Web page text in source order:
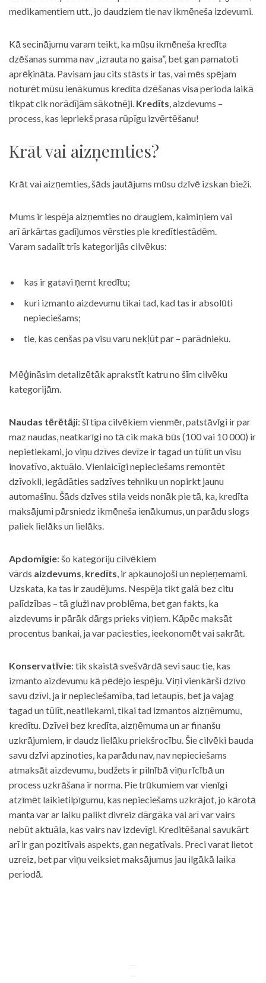
medikamentiem utt., jo daudziem tie nav ikmēneša izdevumi.
Kā secinājumu varam teikt, ka mūsu ikmēneša kredīta
dzēšanas summa nav „izrauta no gaisa”, bet gan pamatoti
aprēķināta. Pavisam jau cits stāsts ir tas, vai mēs spējam
noturēt mūsu ienākumus kredīta dzēšanas visa perioda laikā
tikpat cik norādījām sākotnēji. Kredīts, aizdevums –
process, kas iepriekš prasa rūpīgu izvērtēšanu!
Krāt vai aizņemties?
Krāt vai aizņemties, šāds jautājums mūsu dzīvē izskan bieži.
Mums ir iespēja aizņemties no draugiem, kaimiņiem vai
arī ārkārtas gadījumos vērsties pie kredītiestādēm.
Varam sadalīt trīs kategorijās cilvēkus:
kas ir gatavi ņemt kredītu;
kuri izmanto aizdevumu tikai tad, kad tas ir absolūti
nepieciešams;
tie, kas cenšas pa visu varu nekļūt par – parādnieku.
Mēģināsim detalizētāk aprakstīt katru no šīm cilvēku
kategorijām.
Naudas tērētāji: šī tipa cilvēkiem vienmēr, patstāvīgi ir par
maz naudas, neatkarīgi no tā cik makā būs (100 vai 10 000) ir
nepietiekami, jo viņu dzīves devīze ir tagad un tūlīt un visu
inovatīvo, aktuālo. Vienlaicīgi nepieciešams remontēt
dzīvokli, iegādāties sadzīves tehniku un nopirkt jaunu
automašīnu. Šāds dzīves stila veids nonāk pie tā, ka, kredīta
maksājumi pārsniedz ikmēneša ienākumus, un parādu slogs
paliek lielāks un lielāks.
Apdomīgie: šo kategoriju cilvēkiem
vārds aizdevums, kredīts, ir apkaunojoši un nepieņemami.
Uzskata, ka tas ir zaudējums. Nespēja tikt galā bez citu
palīdzības – tā gluži nav problēma, bet gan fakts, ka
aizdevums ir pārāk dārgs prieks viņiem. Kāpēc maksāt
procentus bankai, ja var paciesties, ieekonomēt vai sakrāt.
Konservatīvie: tik skaistā svešvārdā sevi sauc tie, kas
izmanto aizdevumu kā pēdējo iespēju. Viņi vienkārši dzīvo
savu dzīvi, ja ir nepieciešamība, tad ietaupīs, bet ja vajag
tagad un tūlīt, neatliekami, tikai tad izmantos aizņēmumu,
kredītu. Dzīvei bez kredīta, aizņēmuma un ar finanšu
uzkrājumiem, ir daudz lielāku priekšrocību. Šie cilvēki bauda
savu dzīvi apzinoties, ka parādu nav, nav nepieciešams
atmaksāt aizdevumu, budžets ir pilnībā viņu rīcībā un
process uzkrāšana ir norma. Pie trūkumiem var vienīgi
atzīmēt laikietilpīgumu, kas nepieciešams uzkrājot, jo kārotā
manta var ar laiku palikt divreiz dārgāka vai arī var vairs
nebūt aktuāla, kas vairs nav izdevīgi. Kreditēšanai savukārt
arī ir gan pozitīvais aspekts, gan negatīvais. Preci varat lietot
uzreiz, bet par viņu veiksiet maksājumus jau ilgākā laika
periodā.